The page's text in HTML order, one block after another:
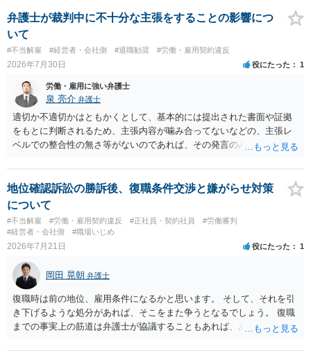
弁護士が裁判中に不十分な主張をすることの影響につ
いて
#不当解雇 #経営者・会社側 #退職勧奨 #労働・雇用契約違反
2026年7月30日 役にたった 1
労働・雇用に強い弁護士
泉 亮介 弁護士
適切か不適切かはともかくとして、基本的には提出された書面や証拠
をもとに判断されるため、主張内容が噛み合ってないなどの、主張レ
ベルでの整合性の無さ等がないのであれば、その発言のみで大きく不
地位確認訴訟の勝訴後、復職条件交渉と嫌がらせ対策
について
#不当解雇 #労働・雇用契約違反 #正社員・契約社員
#労働審判
#経営者・会社側
#職場いじめ
2026年7月21日 役にたった 1
岡田 晃朝 弁護士
復職時は前の地位、雇用条件になるかと思います。 そして、それを引
き下げるような処分があれば、そこをまた争うとなるでしょう。 復職
までの事実上の筋道は弁護士が協議することもあれば、あなたがご自
ょうから、別途費用が発生することもありますが、出勤日時の設定く